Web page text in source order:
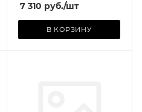
7 310 руб./шт
В КОРЗИНУ